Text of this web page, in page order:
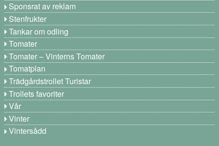
Sponsrat av reklam
Stenfrukter
Tankar om odling
Tomater
Tomater – Vinterns Tomater
Tomatplan
Trädgårdstrollet Turistar
Trollets favoriter
Vår
Vinter
Vintersådd